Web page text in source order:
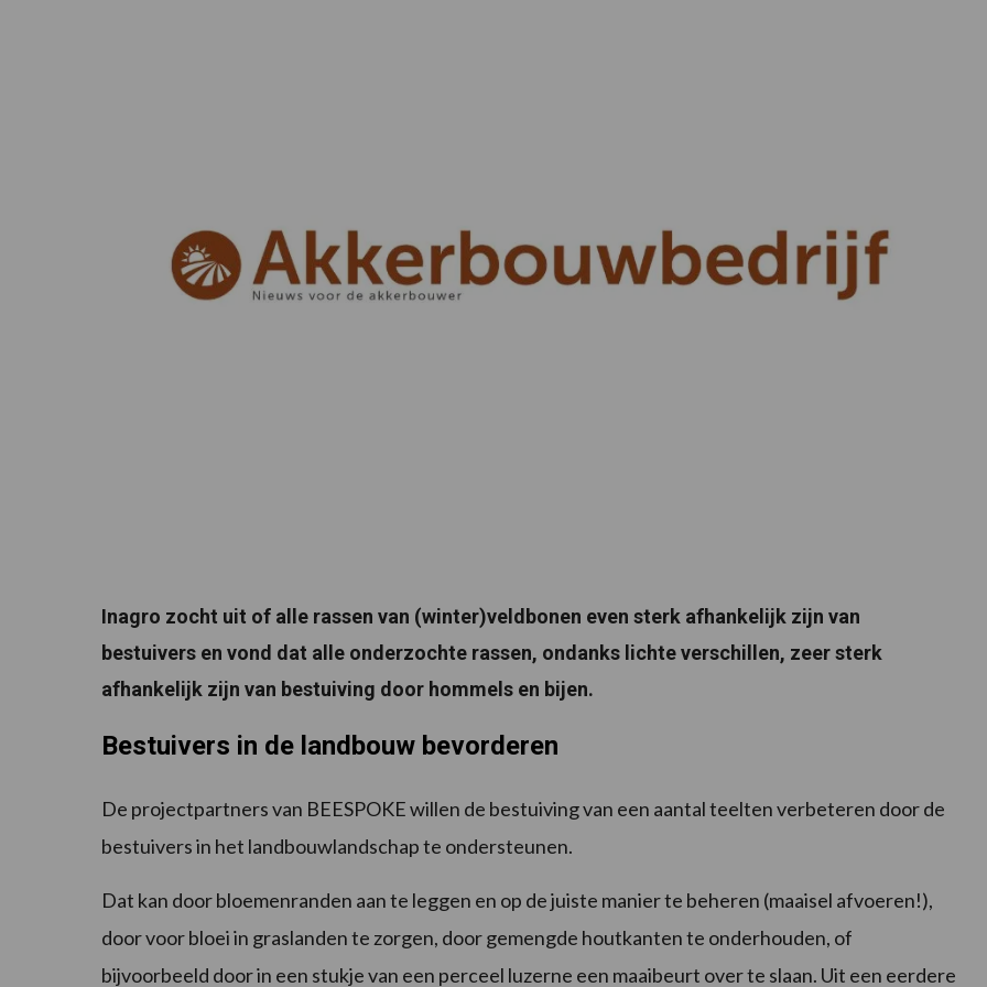
Inagro zocht uit of alle rassen van (winter)veldbonen even sterk afhankelijk zijn van
bestuivers en vond dat alle onderzochte rassen, ondanks lichte verschillen, zeer sterk
afhankelijk zijn van bestuiving door hommels en bijen.
Bestuivers in de landbouw bevorderen
De projectpartners van BEESPOKE willen de bestuiving van een aantal teelten verbeteren door de
bestuivers in het landbouwlandschap te ondersteunen.
Dat kan door bloemenranden aan te leggen en op de juiste manier te beheren (maaisel afvoeren!),
door voor bloei in graslanden te zorgen, door gemengde houtkanten te onderhouden, of
bijvoorbeeld door in een stukje van een perceel luzerne een maaibeurt over te slaan. Uit een eerdere